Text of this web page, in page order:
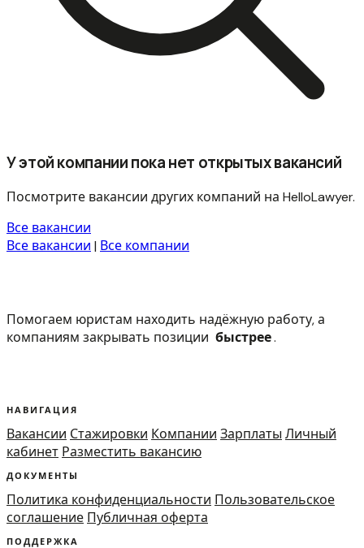
У этой компании пока нет открытых вакансий
Посмотрите вакансии других компаний на HelloLawyer.
Все вакансии
Все вакансии | Все компании
Помогаем юристам находить надёжную работу, а
компаниям закрывать позиции быстрее.
НАВИГАЦИЯ
Вакансии Стажировки Компании Зарплаты Личный
кабинет Разместить вакансию
ДОКУМЕНТЫ
Политика конфиденциальности Пользовательское
соглашение Публичная оферта
ПОДДЕРЖКА